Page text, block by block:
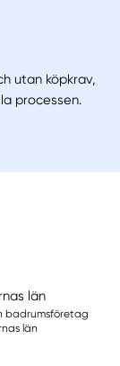
utan köpkrav,
processen.
län
badrumsföretag
län